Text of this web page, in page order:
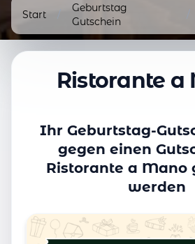
Start /
Geburtstag
Gutschein
/
Ristorante
Ihr Geburtstag-
gegen einen
Ristorante a Mano
werden